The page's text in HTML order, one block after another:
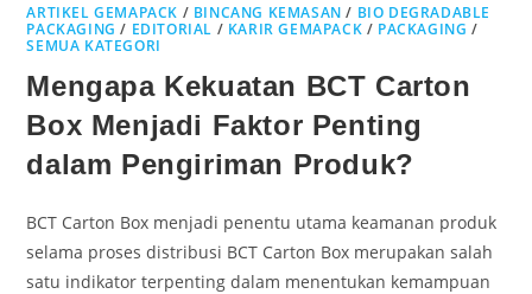
ARTIKEL GEMAPACK / BINCANG KEMASAN / BIO DEGRADABLE
PACKAGING / EDITORIAL / KARIR GEMAPACK / PACKAGING /
SEMUA KATEGORI
Mengapa Kekuatan BCT Carton
Box Menjadi Faktor Penting
dalam Pengiriman Produk?
BCT Carton Box menjadi penentu utama keamanan produk
selama proses distribusi BCT Carton Box merupakan salah
satu indikator terpenting dalam menentukan kemampuan